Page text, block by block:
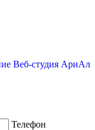
Телефон